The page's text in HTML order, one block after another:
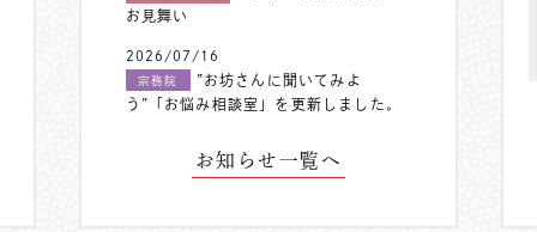
お見舞い
2026/07/16
宗務院
”お坊さんに聞いてみよ
う”「お悩み相談室」を更新しました。
お知らせ一覧へ